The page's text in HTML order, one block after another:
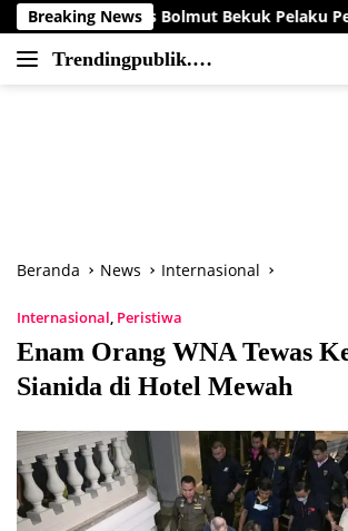
Langsung
ke
konten
Breaking News
Bekuk Pelaku Pencurian Perahu di
Trendingpublik.co
Berita
Beranda News Internasional
Internasional, Peristiwa
Enam Orang WNA Tewas
Sianida di Hotel Mewah